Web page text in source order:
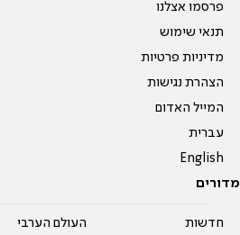
פרסמו אצלנו
תנאי שימוש
מדיניות פרטיות
הצהרת נגישות
המייל האדום
עברית
English
מדורים
חדשות
העולם הערבי